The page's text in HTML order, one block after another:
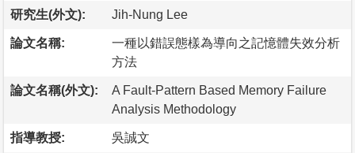
研究生(外文): Jih-Nung Lee
論文名稱:
一種以錯誤態樣為導向之記憶體失效分析
方法
論文名稱(外文):
A Fault-Pattern Based Memory Failure
Analysis Methodology
指導教授: 吳誠文